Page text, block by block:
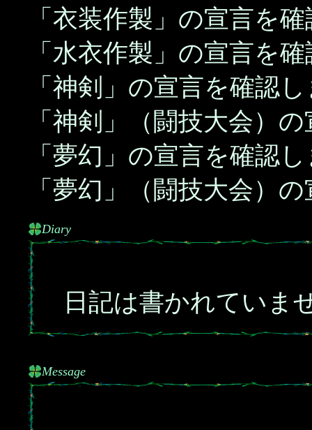
「衣装作製」の宣言を
「水衣作製」の宣言を
「神剣」の宣言を確認
「神剣」（闘技大会）
「夢幻」の宣言を確認
「夢幻」（闘技大会）
Diary
日記は書かれていま
Message